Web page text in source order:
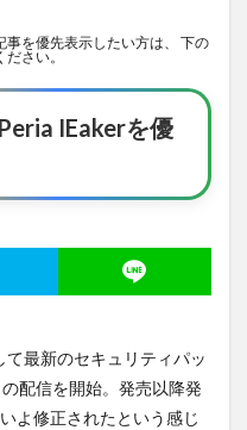
事を優先表示したい方は、 下の
さい。
IEakerを優
最新のセキュリティパッ
配信を開始。発売以降発
よ修正されたという感じ